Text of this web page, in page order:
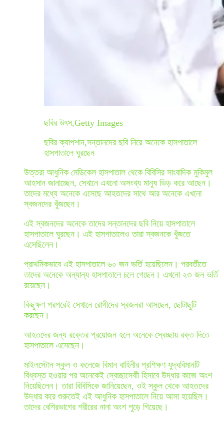
ছবির উৎস,Getty Images
ছবির ক্যাপশান,সন্তানদের ছবি নিয়ে অনেকে হাসপাতালে
হাসপাতালে ঘুরছেন
উত্তরা আধুনিক মেডিকেল হাসপাতাল থেকে বিবিসির সাংবাদিক মুকিমুল
আহসান জানাচ্ছেন, সেখানে এখনো অসংখ্য মানুষ ভিড় করে আছেন।
তাদের মধ্যে অনেকে এসেছে আহতদের সাথে আর অনেকে এখনো
স্বজনদের খুঁজছেন।
এই স্বজনদের অনেকে তাদের সন্তানদের ছবি নিয়ে হাসপাতালে
হাসপাতালে ঘুরছেন। এই হাসপাতালেও তারা স্বজনকে খুঁজতে
এসেছিলেন।
প্রাথমিকভাবে এই হাসপাতালে ৬০ জন ভর্তি হয়েছিলেন। পরবর্তীতে
তাদের অনেকে অন্যান্য হাসপাতালে চলে গেছেন। এখনো ২৩ জন ভর্তি
রয়েছেন।
কিছুক্ষণ পরপরেই সেখানে রোগীদের স্বজনরা আসছেন, ছোটাছুটি
করছেন।
আহতদের জন্য রক্তের প্রয়োজন হলে অনেকে স্বেচ্ছায় রক্ত দিতে
হাসপাতালে এসেছেন।
মাইলস্টোন স্কুল ও কলেজে বিমান বাহিনীর প্রশিক্ষণ যুদ্ধবিমানটি
বিধ্বস্ত হওয়ার পর অনেকেই স্বেচ্ছাসেবাী হিসাবে উদ্ধার কাজে অংশ
নিয়েছিলেন। তারা বিবিসিকে জানিয়েছেন, ওই স্কুল থেকে আহতদের
উদ্ধার করে শুরুতেই এই আধুনিক হাসপাতালে নিয়ে আসা হয়েছিল।
তাদের বেশিরভাগের শরীরের নানা অংশ পুড়ে গিয়েছে।